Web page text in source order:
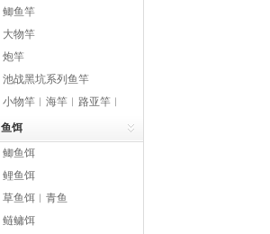
鲫鱼竿
大物竿
炮竿
池战黑坑系列鱼竿
小物竿︱海竿︱路亚竿︱
矶竿
鱼饵
鲫鱼饵
鲤鱼饵
草鱼饵︱青鱼
鲢鳙饵